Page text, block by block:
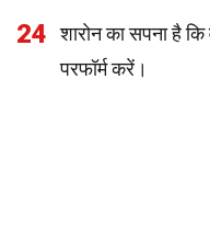
24
शारोन का सपना है
परफॉर्म करें।